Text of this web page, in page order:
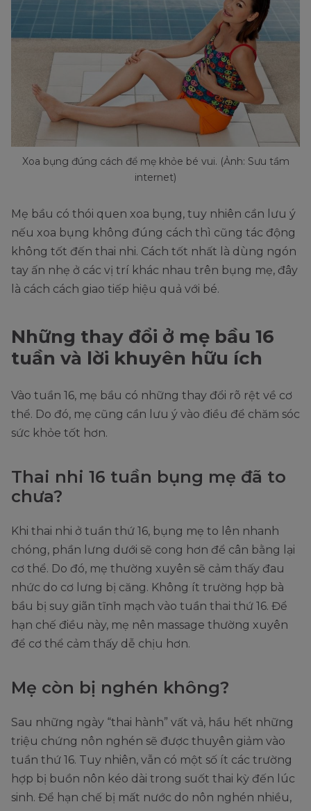
Xoa bụng đúng cách để mẹ khỏe bé vui. (Ảnh: Sưu tầm
internet)
Mẹ bầu có thói quen xoa bụng, tuy nhiên cần lưu ý
nếu xoa bụng không đúng cách thì cũng tác động
không tốt đến thai nhi. Cách tốt nhất là dùng ngón
tay ấn nhẹ ở các vị trí khác nhau trên bụng mẹ, đây
là cách cách giao tiếp hiệu quả với bé.
Những thay đổi ở mẹ bầu 16
tuần và lời khuyên hữu ích
Vào tuần 16, mẹ bầu có những thay đổi rõ rệt về cơ
thể. Do đó, mẹ cũng cần lưu ý vào điều để chăm sóc
sức khỏe tốt hơn.
Thai nhi 16 tuần bụng mẹ đã to
chưa?
Khi thai nhi ở tuần thứ 16, bụng mẹ to lên nhanh
chóng, phần lưng dưới sẽ cong hơn để cân bằng lại
cơ thể. Do đó, mẹ thường xuyên sẽ cảm thấy đau
nhức do cơ lưng bị căng. Không ít trường hợp bà
bầu bị suy giãn tĩnh mạch vào tuần thai thứ 16. Để
hạn chế điều này, mẹ nên massage thường xuyên
để cơ thể cảm thấy dễ chịu hơn.
Mẹ còn bị nghén không?
Sau những ngày “thai hành” vất vả, hầu hết những
triệu chứng nôn nghén sẽ được thuyên giảm vào
tuần thứ 16. Tuy nhiên, vẫn có một số ít các trường
hợp bị buồn nôn kéo dài trong suốt thai kỳ đến lúc
sinh. Để hạn chế bị mất nước do nôn nghén nhiều,